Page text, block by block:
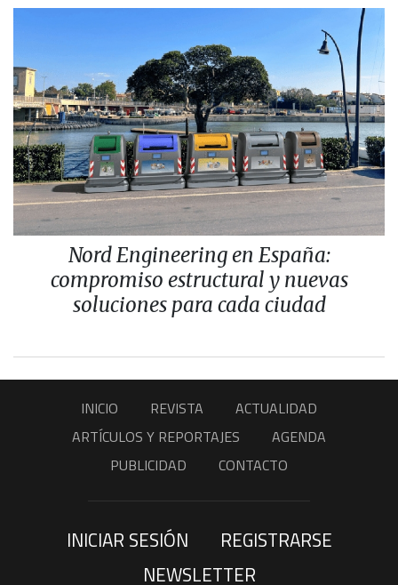
Nord Engineering en España:
compromiso estructural y nuevas
soluciones para cada ciudad
INICIO REVISTA
ACTUALIDAD
ARTÍCULOS Y REPORTAJES
AGENDA
PUBLICIDAD
CONTACTO
INICIAR SESIÓN
REGISTRARSE
NEWSLETTER